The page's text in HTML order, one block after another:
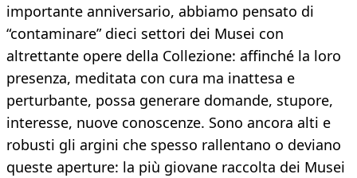
importante anniversario, abbiamo pensato di
“contaminare” dieci settori dei Musei con
altrettante opere della Collezione: affinché la loro
presenza, meditata con cura ma inattesa e
perturbante, possa generare domande, stupore,
interesse, nuove conoscenze. Sono ancora alti e
robusti gli argini che spesso rallentano o deviano
queste aperture: la più giovane raccolta dei Musei